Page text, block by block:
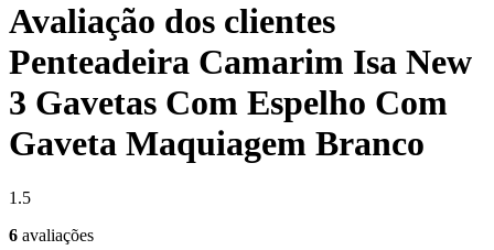
Avaliação dos clientes
Penteadeira Camarim Isa New
3 Gavetas Com Espelho Com
Gaveta Maquiagem Branco
1.5
6 avaliações